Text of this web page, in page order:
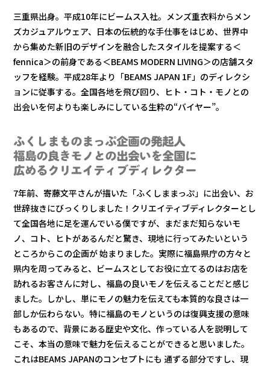
三重県出身。平成10年にビームス入社。メンズ重衣料からメン
ズカジュアルウェア、日本の伝統的な手仕事をはじめ、世界中
から集めた新旧のデザインを融合したスタイルを提案する＜
fennica＞の前身である＜BEAMS MODERN LIVING＞の店舗スタ
ッフを経験。平成28年より「BEAMS JAPAN 1F」のディレクシ
ョンに従事する。全国各地を飛び回り、ヒト・コト・モノとの
出会いを何よりも楽しみにしている生粋の“バイヤー”。
ふくしまものまっぷ企画の発起人
福島の良きモノとの出会いを全国に
広めるクリエイティブディレクター
7年前、寄藤文平さんが描いた「ふくしままっぷ」に出会い、お
世辞抜きにびっくりしました！クリエイティブディレクターとし
て全国各地に足を運んでいる僕ですが、まだまだ知らないモ
ノ、コト、ヒトがあるんだと驚き、現地に行ってみたいという
ところからこの企画が 始まりました。実際に福島県庁の方々と
県内を周ってみると、ビームスとしてお役に立てるのはお店を
訪れるお客さんに対し、福島の良いモノを伝えることだと感じ
ました。しかし、単にモノの魅力を伝えても本質的な良さは一
部しか伝わらない。特に福島のモノというのは復興支援の意味
もあるので、背景にある歴史や文化、作っている人を説明して
こそ、本当の意味で魅力を伝えることができると思いました。
これはBEAMS JAPANのコンセプトにも 通ずる部分ですし、現